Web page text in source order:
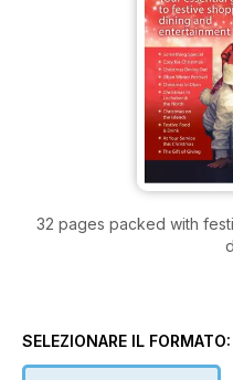
32 pages packed with
SELEZIONARE IL FORMATO: